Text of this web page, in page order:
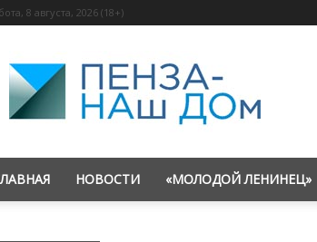
8 августа, 2026 (18+)
«Пенза
—
наш
дом»
НОВОСТИ «МОЛОДОЙ ЛЕНИНЕЦ»